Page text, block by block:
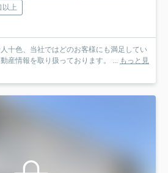
以上
十色、当社ではどのお客様にも満足してい
産情報を取り扱っております。 ... もっと見